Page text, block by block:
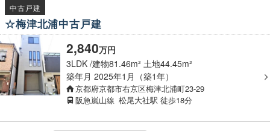
中古戸建
☆梅津北浦中古戸建
3LDK 建物81.46m² 土地44.45m²
築年月 2025年1月（築1年）
京都府京都市右京区梅津北浦町23-29
阪急嵐山線 松尾大社駅 徒歩18分
2,840万円